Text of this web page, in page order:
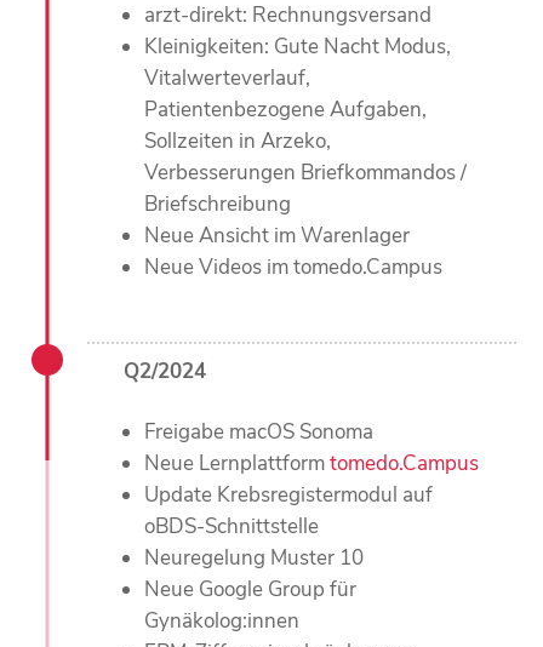
arzt-direkt: Rechnungsversand
Kleinigkeiten: Gute Nacht Modus,
Vitalwerteverlauf,
Patientenbezogene Aufgaben,
Sollzeiten in Arzeko,
Verbesserungen Briefkommandos /
Briefschreibung
Neue Ansicht im Warenlager
Neue Videos im tomedo.Campus
Q2/2024
Freigabe macOS Sonoma
Neue Lernplattformtomedo.Campus
Update Krebsregistermodul auf
oBDS-Schnittstelle
Neuregelung Muster 10
Neue Google Group für
Gynäkolog:innen